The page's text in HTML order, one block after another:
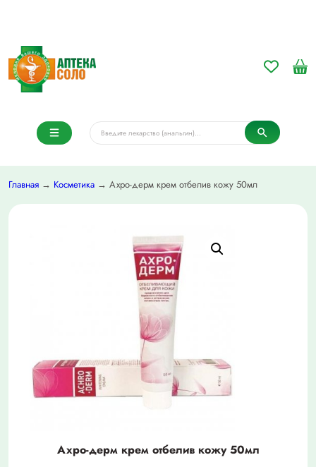
Главная → Косметика → Ахро-дерм крем отбелив кожу 50мл
Ахро-дерм крем отбелив кожу 50мл